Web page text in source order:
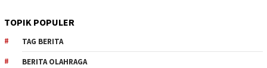
TOPIK POPULER
TAG BERITA
BERITA OLAHRAGA